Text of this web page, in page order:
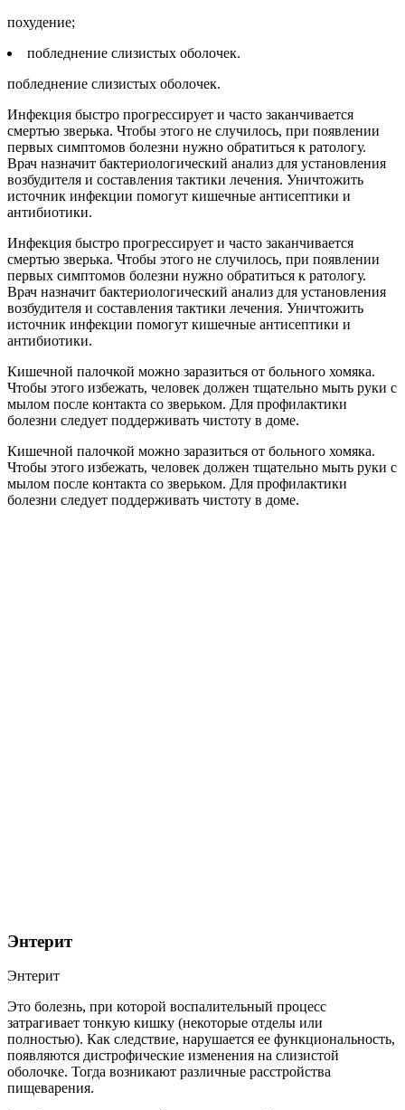
похудение;
побледнение слизистых оболочек.
побледнение слизистых оболочек.
Инфекция быстро прогрессирует и часто заканчивается
смертью зверька. Чтобы этого не случилось, при появлении
первых симптомов болезни нужно обратиться к ратологу.
Врач назначит бактериологический анализ для установления
возбудителя и составления тактики лечения. Уничтожить
источник инфекции помогут кишечные антисептики и
антибиотики.
Инфекция быстро прогрессирует и часто заканчивается
смертью зверька. Чтобы этого не случилось, при появлении
первых симптомов болезни нужно обратиться к ратологу.
Врач назначит бактериологический анализ для установления
возбудителя и составления тактики лечения. Уничтожить
источник инфекции помогут кишечные антисептики и
антибиотики.
Кишечной палочкой можно заразиться от больного хомяка.
Чтобы этого избежать, человек должен тщательно мыть руки с
мылом после контакта со зверьком. Для профилактики
болезни следует поддерживать чистоту в доме.
Кишечной палочкой можно заразиться от больного хомяка.
Чтобы этого избежать, человек должен тщательно мыть руки с
мылом после контакта со зверьком. Для профилактики
болезни следует поддерживать чистоту в доме.
Энтерит
Энтерит
Это болезнь, при которой воспалительный процесс
затрагивает тонкую кишку (некоторые отделы или
полностью). Как следствие, нарушается ее функциональность,
появляются дистрофические изменения на слизистой
оболочке. Тогда возникают различные расстройства
пищеварения.